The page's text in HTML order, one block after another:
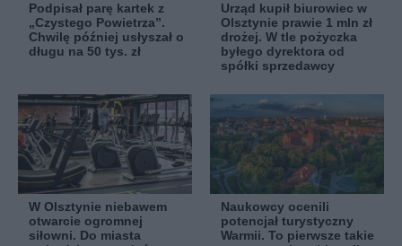
Podpisał parę kartek z
„Czystego Powietrza”.
Chwilę później usłyszał o
długu na 50 tys. zł
Urząd kupił biurowiec w
Olsztynie prawie 1 mln zł
drożej. W tle pożyczka
byłego dyrektora od
spółki sprzedawcy
W Olsztynie niebawem
otwarcie ogromnej
siłowni. Do miasta
Naukowcy ocenili
potencjał turystyczny
Warmii. To pierwsze takie